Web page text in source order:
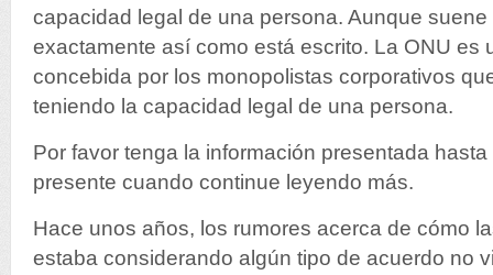
capacidad legal de una persona. Aunque
exactamente así como está escrito. La ONU es
concebida por los monopolistas corporativos
teniendo la capacidad legal de una persona.
Por favor tenga la información presentada
presente cuando continue leyendo más.
Hace unos años, los rumores acerca de cómo
estaba considerando algún tipo de acuerdo no